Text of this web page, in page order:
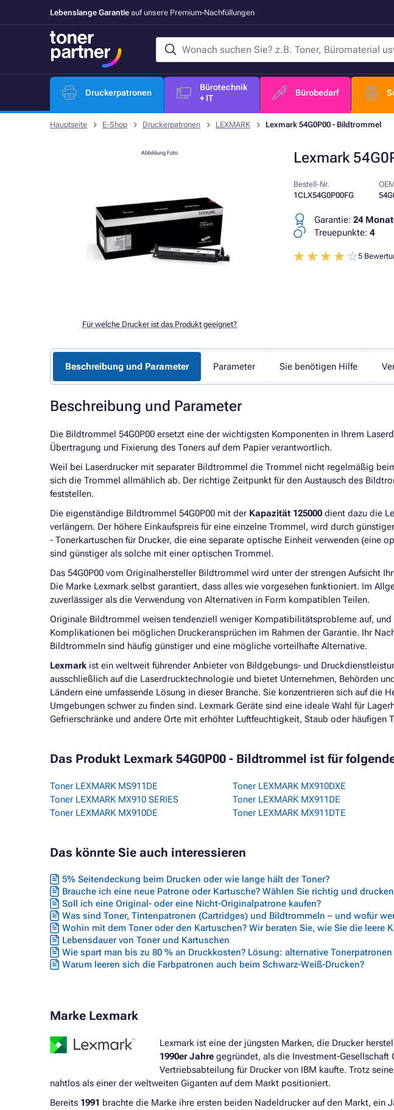
Lebenslange Garantie auf unsere Premium-Nachfüllungen
Druckerpatronen
Bürotechnik
+ IT
Bürobedarf
Hauptseite E-Shop Druckerpatronen LEXMARK Lexmark 54G0P00 - Bildtrommel
Lexmark
Abbildung Foto
Für welche Drucker ist das Produkt geeignet?
Bestell-Nr.
1CLX54G0P00FG
Garantie: 24
Treuepunkte: 4
5
Beschreibung und Parameter Parameter Sie benötigen Hilfe
Beschreibung und Parameter
Die Bildtrommel 54G0P00 ersetzt eine der wichtigsten Komponenten in Ihrem
Übertragung und Fixierung des Toners auf dem Papier verantwortlich.
Weil bei Laserdrucker mit separater Bildtrommel die Trommel nicht regelmäßig
sich die Trommel allmählich ab. Der richtige Zeitpunkt für den Austausch des
feststellen.
Die eigenständige Bildtrommel 54G0P00 mit der Kapazität 125000 dient dazu die
verlängern. Der höhere Einkaufspreis für eine einzelne Trommel, wird durch
- Tonerkartuschen für Drucker, die eine separate optische Einheit verwenden (eine
sind günstiger als solche mit einer optischen Trommel.
Das 54G0P00 vom Originalhersteller Bildtrommel wird unter der strengen Aufsicht
Die Marke Lexmark selbst garantiert, dass alles wie vorgesehen funktioniert. Im
zuverlässiger als die Verwendung von Alternativen in Form kompatiblen Teilen.
Originale Bildtrommel weisen tendenziell weniger Kompatibilitätsprobleme auf,
Komplikationen bei möglichen Druckeransprüchen im Rahmen der Garantie. Ihr
Bildtrommeln sind häufig günstiger und eine mögliche vorteilhafte Alternative.
Lexmark ist ein weltweit führender Anbieter von Bildgebungs- und
ausschließlich auf die Laserdrucktechnologie und bietet Unternehmen, Behörden
Ländern eine umfassende Lösung in dieser Branche. Sie konzentrieren sich auf die
Umgebungen schwer zu finden sind. Lexmark Geräte sind eine ideale Wahl für
Gefrierschränke und andere Orte mit erhöhter Luftfeuchtigkeit, Staub oder häufigen
Das Produkt Lexmark 54G0P00 - Bildtrommel ist für
Toner LEXMARK MS911DE
Toner LEXMARK MX910 SERIES
Toner LEXMARK MX910DE
Toner LEXMARK MX910DXE
Toner LEXMARK MX911DE
Toner LEXMARK MX911DTE
Das könnte Sie auch interessieren
5% Seitendeckung beim Drucken oder wie lange hält der Toner?
Brauche ich eine neue Patrone oder Kartusche? Wählen Sie richtig und
Soll ich eine Original- oder eine Nicht-Originalpatrone kaufen?
Was sind Toner, Tintenpatronen (Cartridges) und Bildtrommeln – und wofür
Wohin mit dem Toner oder den Kartuschen? Wir beraten Sie, wie Sie die leere
Lebensdauer von Toner und Kartuschen
Wie spart man bis zu 80 % an Druckkosten? Lösung: alternative Tonerpatronen
Warum leeren sich die Farbpatronen auch beim Schwarz-Weiß-Drucken?
Marke Lexmark
Lexmark ist eine der jüngsten Marken, die Drucker
1990er Jahre gegründet, als die Investment-
Vertriebsabteilung für Drucker von IBM kaufte. Trotz
nahtlos als einer der weltweiten Giganten auf dem Markt positioniert.
Bereits 1991 brachte die Marke ihre ersten beiden Nadeldrucker auf den Markt, ein